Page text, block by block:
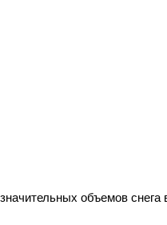
объемов снега